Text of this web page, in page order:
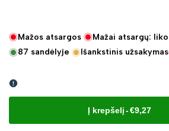
Mažos atsargos Mažai atsargų: liko
87 sandėlyje Išankstinis užsakymas
Į krepšelį-€9,27